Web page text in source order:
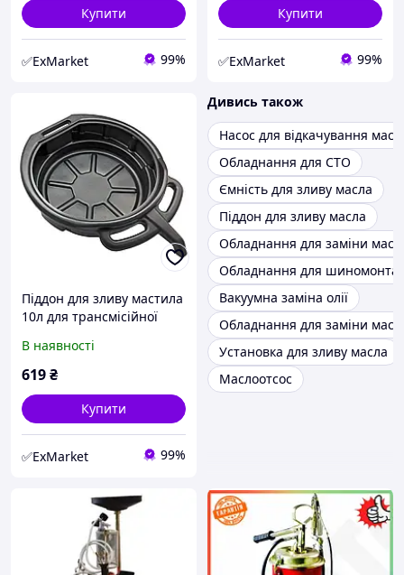
Купити
✅ExMarket 99%
Купити
✅ExMarket 99%
Піддoн для зливу мacтилa
10л для тpaнcміcійнoї
TEL05004S-3
В наявності
619₴
Купити
✅ExMarket 99%
Дивись також
Насос для відкачування
Обладнання для СТО
Ємність для зливу масла
Піддон для зливу масла
Обладнання для заміни
Обладнання для
Вакуумна заміна олії
Обладнання для заміни
Установка для зливу масла
Маслоотсос